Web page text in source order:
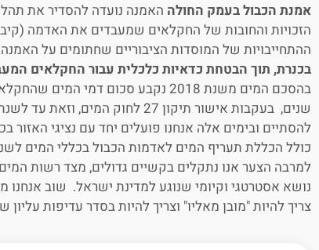
אמנת הכבול בעמק החולה האמנה נועדה להסדיר את
הזכויות והחובות של החקלאים שמעבדים את האדמה
ההתחייבויות של המוסדות הציבוריים שחתומים על
בכנרת, תוך הבטחת כדאיות כלכלית עבור החקלאים
להסתיים ובימים אלה אנחנו פועלים יחד עם נציגי
כולל הכללת תעריף המים לאדמות הכבול בכללי המים לשנת
למרבה הצער אנו נתקלים בקשיים גדולים, מצד רשות
נושא אסטרטגי וקיומי שנוגע למדינת ישראל. שוב
צריך להיות "מובן מאליו" וצריך להיות בסדר עדיפות